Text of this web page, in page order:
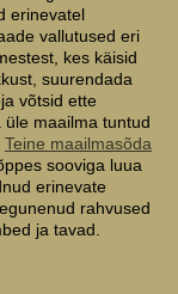
erinevatel
vallutused eri
kes käisid
suurendada
võtsid ette
maailma tuntud
Teine maailmasõda
sooviga luua
erinevate
rahvused
ja tavad.